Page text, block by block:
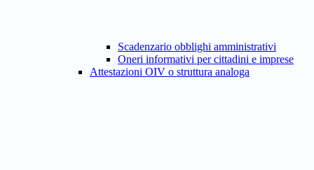
Scadenzario obblighi amministrativi
Oneri informativi per cittadini e imprese
Attestazioni OIV o struttura analoga